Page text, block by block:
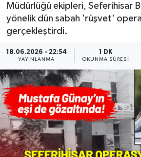
Müdürlüğü ekipleri, Seferihisar
yönelik dün sabah 'rüşvet'
gerçekleştirdi.
18.06.2026 - 22:54
YAYINLANMA
1 DK
OKUNMA SÜRESI
Kültür Sanat